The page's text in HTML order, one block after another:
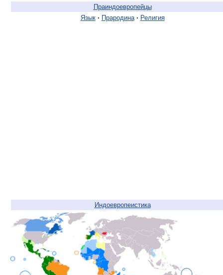
Праиндоевропейцы
Язык· Прародина· Религия
Индоевропеистика